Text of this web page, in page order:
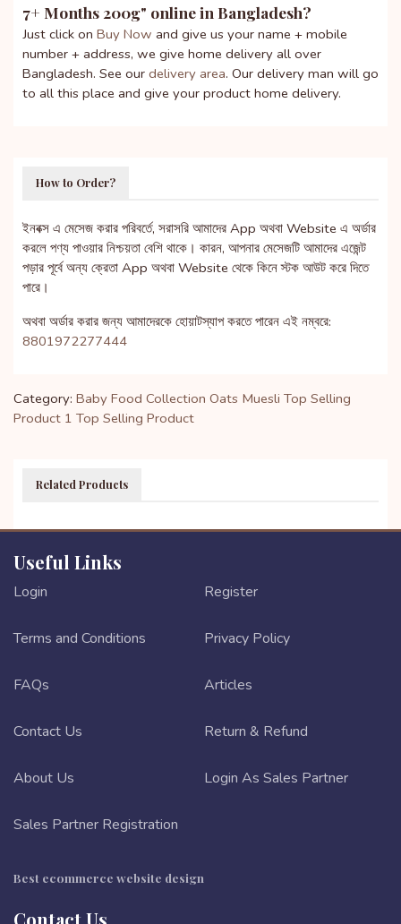
7+ Months 200g" online in Bangladesh?
Just click on Buy Now and give us your name + mobile
number + address, we give home delivery all over
Bangladesh. See our delivery area. Our delivery man will go
to all this place and give your product home delivery.
How to Order?
ইনবক্স এ মেসেজ করার পরিবর্তে, সরাসরি আমাদের App অথবা Website এ অর্ডার
করলে পণ্য পাওয়ার নিশ্চয়তা বেশি থাকে। কারন, আপনার মেসেজটি আমাদের এজেন্ট
পড়ার পূর্বে অন্য ক্রেতা App অথবা Website থেকে কিনে স্টক আউট করে দিতে
পারে।
অথবা অর্ডার করার জন্য আমাদেরকে হোয়াটস্যাপ করতে পারেন এই নম্বরে:
8801972277444
Category: Baby Food Collection Oats Muesli Top Selling
Product 1 Top Selling Product
Related Products
Useful Links
Login Register
Terms and Conditions Privacy Policy
FAQs Articles
Contact Us Return & Refund
About Us Login As Sales Partner
Sales Partner Registration
Best ecommerce website design
Contact Us